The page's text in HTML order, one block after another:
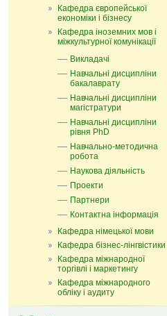
Кафедра європейської
економіки і бізнесу
Кафедра іноземних мов і
міжкультурної комунікації
Викладачі
Навчальні дисципліни
бакалаврату
Навчальні дисципліни
магістратури
Навчальні дисципліни
рівня PhD
Навчально-методична
робота
Наукова діяльність
Проекти
Партнери
Контактна інформація
Кафедра німецької мови
Кафедра бізнес-лінгвістики
Кафедра міжнародної
торгівлі і маркетингу
Кафедра мiжнародного
обліку і аудиту